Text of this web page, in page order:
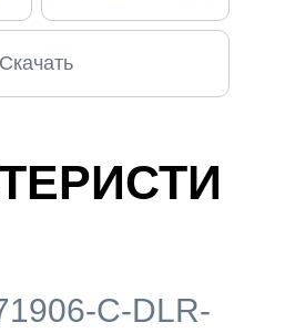
Скачать
C-DLR-